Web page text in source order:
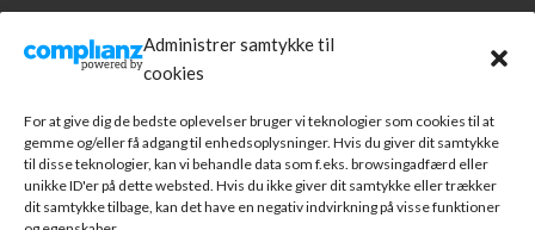
Administrer samtykke til
cookies
For at give dig de bedste oplevelser bruger vi teknologier som cookies til at
gemme og/eller få adgang til enhedsoplysninger. Hvis du giver dit samtykke
til disse teknologier, kan vi behandle data som f.eks. browsingadfærd eller
unikke ID'er på dette websted. Hvis du ikke giver dit samtykke eller trækker
dit samtykke tilbage, kan det have en negativ indvirkning på visse funktioner
Papirvarer
Skriveartikler
Blæk & Tonere
IT & Datatilbehør
KUNDESERVICE